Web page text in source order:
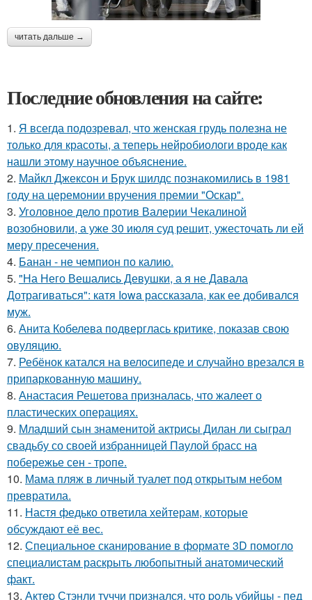
читать дальше →
Последние обновления на сайте:
1. Я всегда подозревал, что женская грудь полезна не
только для красоты, а теперь нейробиологи вроде как
нашли этому научное объяснение.
2. Майкл Джексон и Брук шилдс познакомились в 1981
году на церемонии вручения премии "Оскар".
3. Уголовное дело против Валерии Чекалиной
возобновили, а уже 30 июля суд решит, ужесточать ли ей
меру пресечения.
4. Банан - не чемпион по калию.
5. "На Него Вешались Девушки, а я не Давала
Дотрагиваться": катя Iowa рассказала, как ее добивался
муж.
6. Анита Кобелева подверглась критике, показав свою
овуляцию.
7. Ребёнок катался на велосипеде и случайно врезался в
припаркованную машину.
8. Анастасия Решетова призналась, что жалеет о
пластических операциях.
9. Младший сын знаменитой актрисы Дилан ли сыграл
свадьбу со своей избранницей Паулой брасс на
побережье сен - тропе.
10. Мама пляж в личный туалет под открытым небом
превратила.
11. Настя федько ответила хейтерам, которые
обсуждают её вес.
12. Специальное сканирование в формате 3D помогло
специалистам раскрыть любопытный анатомический
факт.
13. Актep Стэнли туччи пpизнался, что poль убийцы - пед